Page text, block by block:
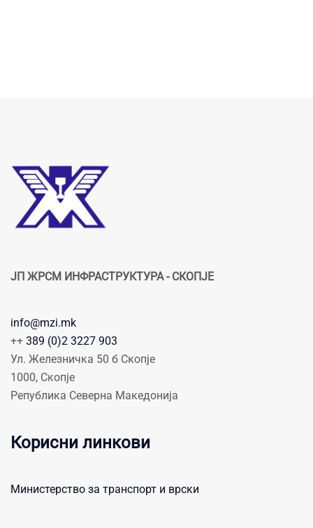
ЈП ЖРСМ ИНФРАСТРУКТУРА - СКОПЈЕ
info@mzi.mk
++ 389 (0)2 3227 903
Ул. Железничка 50 б Скопје
1000, Скопје
Република Северна Македонија
Корисни линкови
Министерство за транспорт и врски